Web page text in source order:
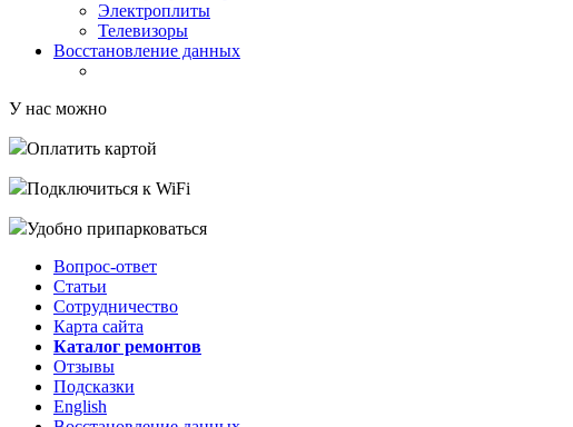
Электроплиты
Телевизоры
Восстановление данных
У нас можно
Оплатить картой
Подключиться к WiFi
Удобно припарковаться
Вопрос-ответ
Статьи
Сотрудничество
Карта сайта
Каталог ремонтов
Отзывы
Подсказки
English